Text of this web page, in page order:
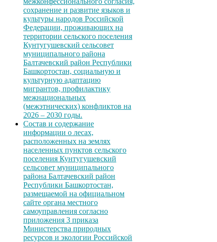
сохранение и развитие языков и
культуры народов Российской
Федерации, проживающих на
территории сельского поселения
Кунтугушевский сельсовет
муниципального района
Балтачевский район Республики
Башкортостан, социальную и
культурную адаптацию
мигрантов, профилактику
межнациональных
(межэтнических) конфликтов на
2026 – 2030 годы.
Состав и содержание
информации о лесах,
расположенных на землях
населенных пунктов сельского
поселения Кунтугушевский
сельсовет муниципального
района Балтачевский район
Республики Башкортостан,
размещаемой на официальном
сайте органа местного
самоуправления согласно
приложения 3 приказа
Министерства природных
ресурсов и экологии Российской